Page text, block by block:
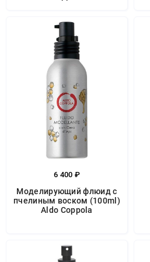
6 400 ₽
Моделирующий флюид с
пчелиным воском (100ml)
Aldo Coppola